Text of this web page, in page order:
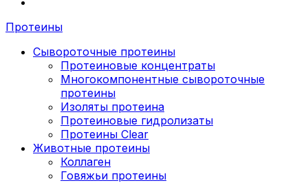
Протеины
Сывороточные протеины
Протеиновые концентраты
Многокомпонентные сывороточные
протеины
Изоляты протеина
Протеиновые гидролизаты
Протеины Clear
Животные протеины
Коллаген
Говяжьи протеины